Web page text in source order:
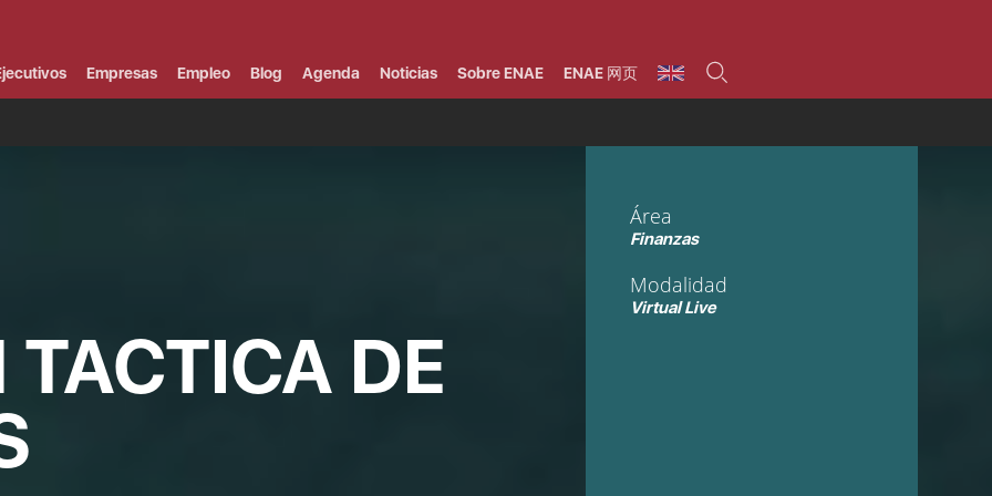
Bolsa de empleoMáster
Tecnología / Digital /
Comercial / Marketing/
Ventas
Administración de
empresas
Empresas Empleo Blog Agenda Noticias Sobre ENAE ENAE 网页
DE
Área
Finanzas
Modalidad
Virtual Live